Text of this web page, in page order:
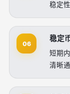
稳定
06
稳定
短期
清晰